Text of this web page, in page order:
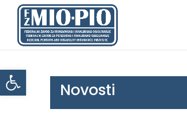
Open toolbar
Novosti